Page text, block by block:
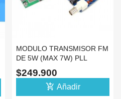
MODULO TRANSMISOR FM
DE 5W (MAX 7W) PLL
POTENCIA AJUSTABLE
$249.900
add_shopping_cart Añadir